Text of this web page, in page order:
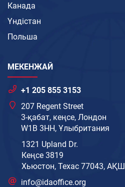
Канада
Үндістан
Польша
МЕКЕНЖАЙ
+1 205 855 3153
207 Regent Street
3-қабат, кеңсе, Лондон
W1B 3HH, Ұлыбритания
1321 Upland Dr.
Кеңсе 3819
Хьюстон, Техас 77043, АҚШ
info@idaoffice.org